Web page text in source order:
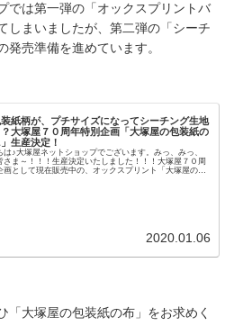
では第一弾の「オックスプリントバ
しまいましたが、第二弾の「シーチ
発売準備を進めています。
紙柄が、プチサイズになってシーチング生地
大塚屋７０周年特別企画「大塚屋の包装紙の
生産決定！
は♪大塚屋ネットショップでございます。みっ、みっ、
さま～！！！生産決定いたしました！！！大塚屋７０周
画として現在販売中の、オックスプリント「大塚屋の包
生産を決定いたしました！題して、「大塚屋の包装紙の
2020.01.06
「大塚屋の包装紙の布」をお求めく